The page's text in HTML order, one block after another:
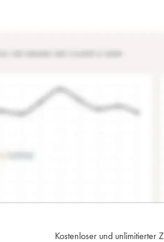
Kostenloser und unlimitierter